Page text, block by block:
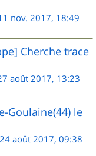
nov. 2017, 18:49
Cherche trace
août 2017, 13:23
Goulaine(44) le
24 août 2017, 09:38